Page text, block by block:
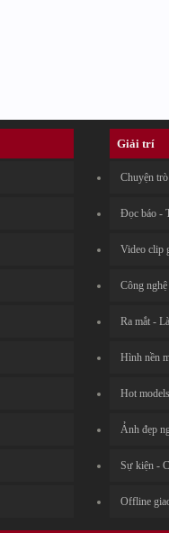
Giải trí
Chuyện
Đọc báo -
Video clip
Công
Ra mắt -
Hình nền
Hot models
Ảnh đẹp
Sự kiện -
Offline